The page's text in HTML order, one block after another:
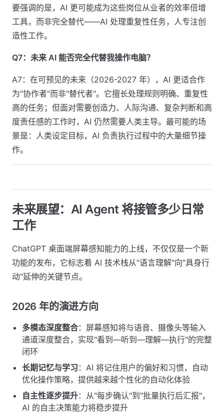
要强调的是，AI 更可能成为这些岗位从业者的效率倍增
工具，而非完全替代——AI 处理重复性任务，人专注创
造性工作。
Q7：未来 AI 能否完全代替我操作电脑？
A7：在可预见的未来（2026-2027 年），AI 更适合作
为"协作者"而非"替代者"。它擅长处理规则明确、重复性
高的任务；但面对需要创造力、人际沟通、复杂判断和高
度责任感的工作时，AI 仍然需要人类主导。最可能的场
景是：人类设定目标，AI 负责执行过程中的大量细节操
作。
未来展望：AI Agent 将接管多少日常
工作
ChatGPT 桌面端屏幕感知能力的上线，不仅仅是一个新
功能的发布，它标志着 AI 技术栈从"语言理解"向"具身行
动"延伸的关键节点。
2026 年的演进方向
多模态深度整合：屏幕感知将与语音、摄像头等输入
通道深度整合，实现"看到—听到—理解—执行"的完整
闭环
长期记忆与学习 ：AI 将记住用户的偏好和习惯，自动
优化操作策略，提供越来越个性化的自动化体验
自主性逐步提升：从"每步确认"到"批量执行后汇报"，
AI 的自主决策能力将稳步提升